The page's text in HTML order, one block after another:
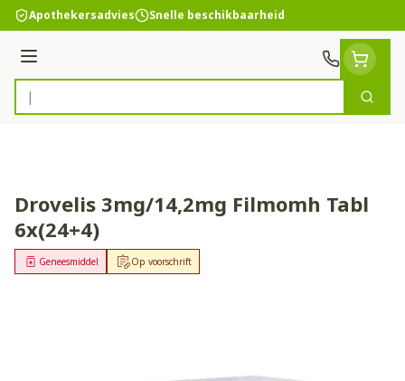
Ga naar de inhoud
Apothekersadvies Snelle beschikbaarheid
Menu
Product, merk, categorie...
Zoek
Drovelis 3mg/14,2mg Filmomh Tabl
6x(24+4)
Op voorschrift
Geneesmiddel